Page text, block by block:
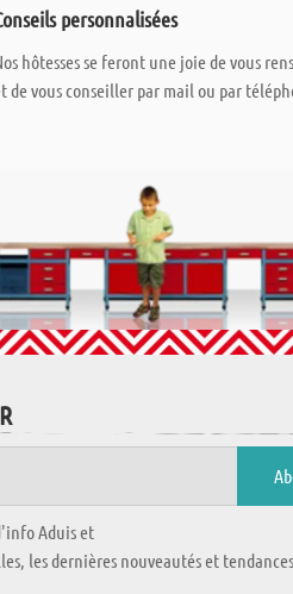
personnalisées
hôtesses se feront une joie de vous
de vous conseiller par mail ou par
Aduis et
les dernières nouveautés et tendances